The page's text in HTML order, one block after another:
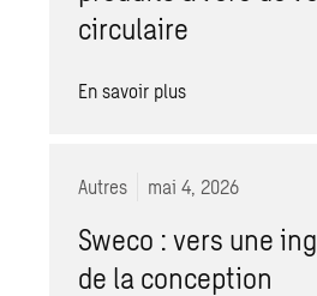
circulaire
En savoir plus
Autres mai 4, 2026
Sweco : vers une
de la conception